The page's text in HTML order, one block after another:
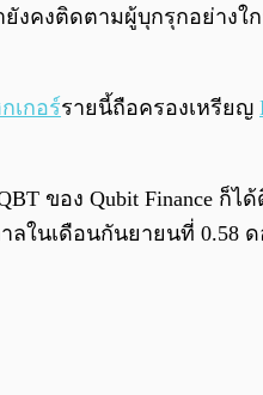
ยังคงติดตามผู้บุกรุกอย่าง
เกอร์รายนี้ถือครองเหรียญ
ของ Qubit Finance
ในเดือนกันยายนที่ 0.58